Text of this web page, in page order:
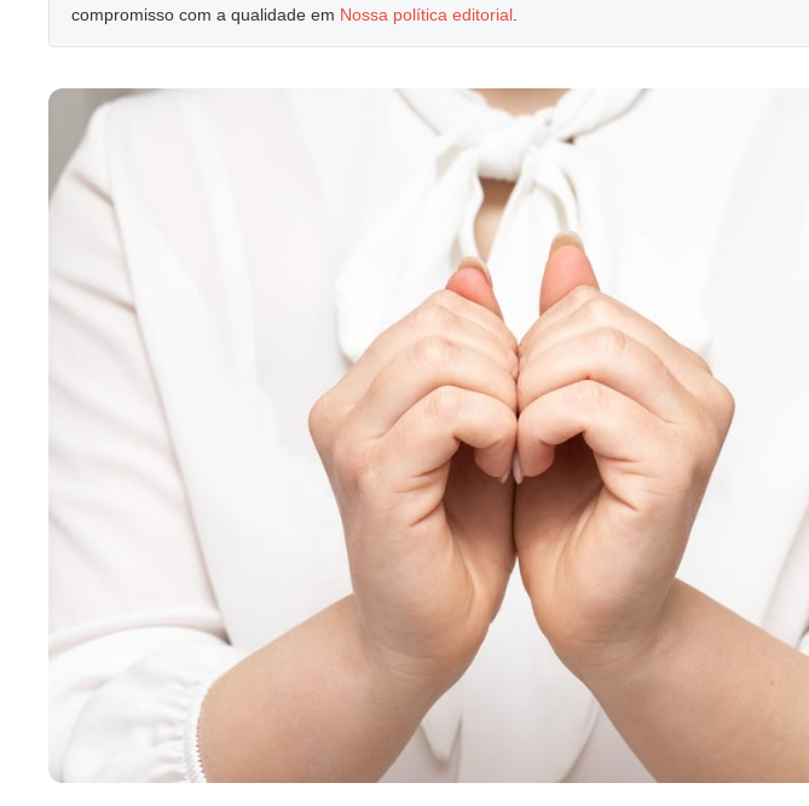
compromisso com a qualidade em Nossa política editorial